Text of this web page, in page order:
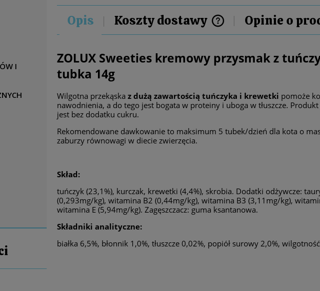
I
Opis Koszty dostawy
płatności
Opinie o
ZOLUX Sweeties kremowy przysmak z
tubka 14g
Wilgotna przekąska z dużą zawartością tuńczyka i krewetki pomoże
nawodnienia, a do tego jest bogata w proteiny i uboga w tłuszcze.
jest bez dodatku cukru.
Rekomendowane dawkowanie to maksimum 5 tubek/dzień dla kota o
zaburzy równowagi w diecie zwierzęcia.
Skład:
tuńczyk (23,1%), kurczak, krewetki (4,4%), skrobia. Dodatki odżywcze:
(0,293mg/kg), witamina B2 (0,44mg/kg), witamina B3 (3,11mg/kg),
witamina E (5,94mg/kg). Zagęszczacz: guma ksantanowa.
Składniki analityczne:
białka 6,5%, błonnik 1,0%, tłuszcze 0,02%, popiół surowy 2,0%,